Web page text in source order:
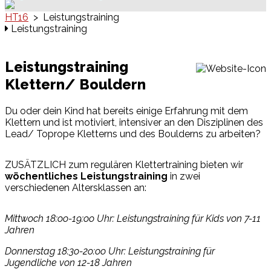
HT16 > Leistungstraining
Leistungstraining
Leistungstraining
Klettern/ Bouldern
Du oder dein Kind hat bereits einige Erfahrung mit dem
Klettern und ist motiviert, intensiver an den Disziplinen des
Lead/ Toprope Kletterns und des Boulderns zu arbeiten?
ZUSÄTZLICH zum regulären Klettertraining bieten wir
wöchentliches Leistungstraining in zwei
verschiedenen Altersklassen an:
Mittwoch 18:oo-19:oo Uhr: Leistungstraining für Kids von 7-11
Jahren
Donnerstag 18:3o-2o:oo Uhr: Leistungstraining für
Jugendliche von 12-18 Jahren